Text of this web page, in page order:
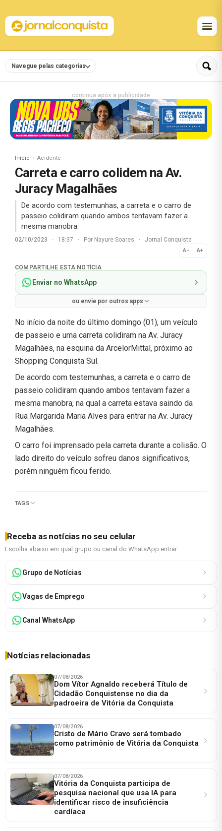
Navegue pelas categorias
continua após a publicidade
Início Acidente
Carreta e carro colidem na Av.
Juracy Magalhães
De acordo com testemunhas, a carreta e o carro de
passeio colidiram quando ambos tentavam fazer a
mesma manobra.
02/10/2023 · 18:37 · Por Nayure Soares · Jornal Conquista
A− A+
Normal
COMPARTILHE ESTA NOTÍCIA
Enviar no WhatsApp
ou envie por outros apps
No início da noite do último domingo (01), um veículo
de passeio e uma carreta colidiram na Av. Juracy
Magalhães, na esquina da ArcelorMittal, próximo ao
Shopping Conquista Sul.
De acordo com testemunhas, a carreta e o carro de
passeio colidiram quando ambos tentavam fazer a
mesma manobra, na qual a carreta estava saindo da
Rua Margarida Maria Alves para entrar na Av. Juracy
Magalhães.
O carro foi imprensado pela carreta durante a colisão. O
lado direito do veículo sofreu danos significativos,
porém ninguém ficou ferido.
TAGS
Receba as notícias no seu celular
Escolha abaixo em qual grupo ou canal do WhatsApp entrar:
Grupo de Notícias
Vagas de Emprego
Canal WhatsApp
Notícias relacionadas
07/08/2026
Dom Vítor Agnaldo receberá Título de
Cidadão Conquistense no dia da
padroeira de Vitória da Conquista
07/08/2026
Cristo de Mário Cravo será tombado
como patrimônio de Vitória da Conquista
07/08/2026
Vitória da Conquista participa de
pesquisa nacional que usa IA para
identificar risco de insuficiência
cardíaca